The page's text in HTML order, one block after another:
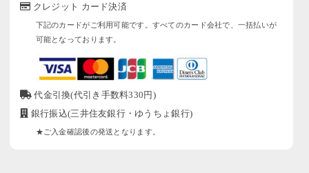
クレジット カード決済
下記のカードがご利用可能です。すべてのカード会社で、一括払いが
可能となっております。
代金引換(代引き手数料330円)
銀行振込(三井住友銀行・ゆうちょ銀行)
★ご入金確認後の発送となります。